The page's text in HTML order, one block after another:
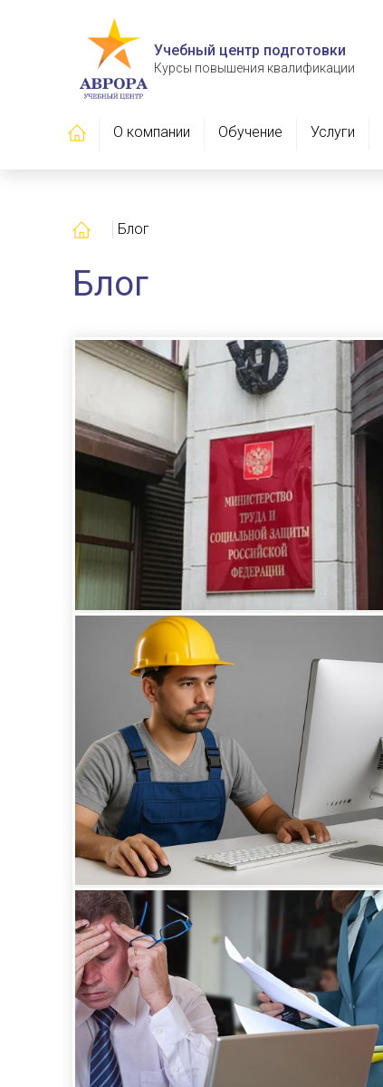
Учебный центр подготовки
Курсы повышения квалификации
Главная
О компании Обучение Услуги
ГлавнаяБлог
Блог